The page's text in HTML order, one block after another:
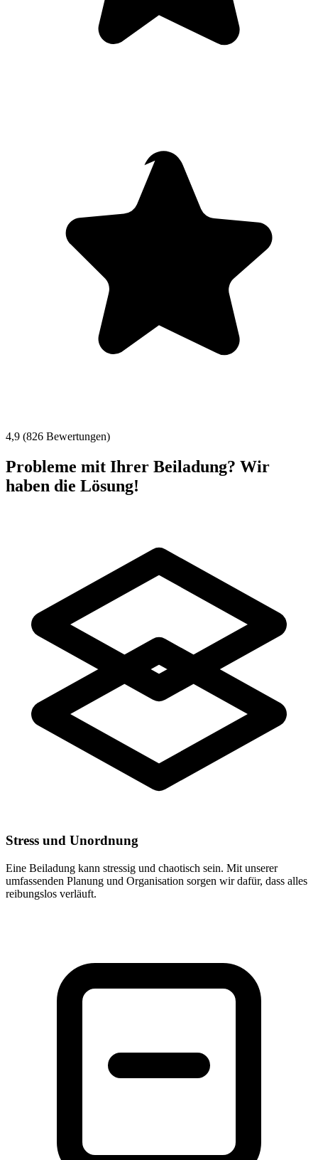
4,9 (826 Bewertungen)
Probleme mit Ihrer Beiladung? Wir
haben die Lösung!
Stress und Unordnung
Eine Beiladung kann stressig und chaotisch sein. Mit unserer
umfassenden Planung und Organisation sorgen wir dafür, dass alles
reibungslos verläuft.